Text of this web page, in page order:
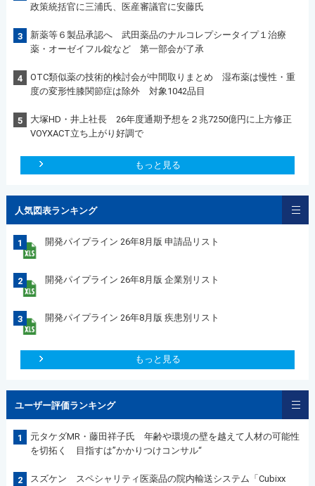
政策統括官に三浦氏、医産審議官に安藤氏
3
新薬等６製品承認へ 武田薬品のナルコレプシータイプ１治療
薬・オーゼイフル錠など 第一部会が了承
4
OTC類似薬の技術的検討会が中間取りまとめ 湿布薬は慢性・重
度の変形性膝関節症は除外 対象1042品目
5
大塚HD・井上社長 26年度通期予想を２兆7250億円に上方修正
VOYXACT立ち上がり好調で
もっと見る
人気図表ランキング
1 開発パイプライン 26年8月版 申請品リスト
2 開発パイプライン 26年8月版 企業別リスト
3 開発パイプライン 26年8月版 疾患別リスト
もっと見る
ユーザー評価ランキング
1
元タケダMR・藤田祥子氏 年齢や環境の壁を越えて人材の可能性
を切拓く 目指すは”かかりつけコンサル“
2
スズケン スペシャリティ医薬品の院内輸送システム「Cubixx